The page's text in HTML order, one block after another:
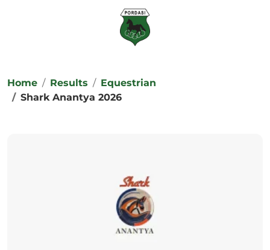
Home Results
Equestrian
Shark Anantya 2026